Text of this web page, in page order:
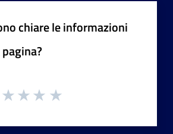
chiare le informazioni